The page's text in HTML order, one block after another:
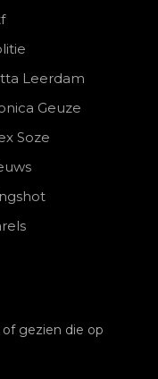
Leerdam
Geuze
Soze
gezien die op